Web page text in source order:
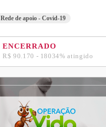
Rede de apoio - Covid-19
ENCERRADO
R$ 90.170 - 18034% atingido